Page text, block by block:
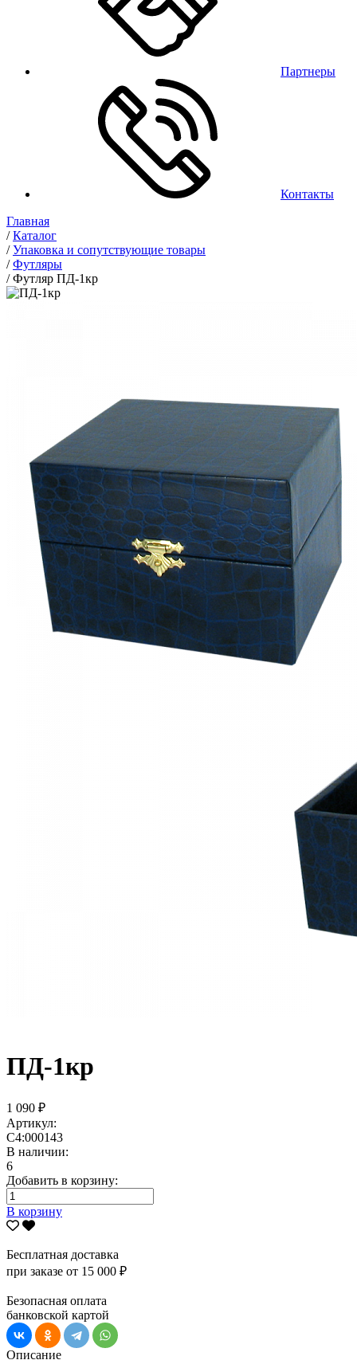
Партнеры
Контакты
Главная
/Каталог
/Упаковка и сопутствующие товары
/Футляры
/Футляр ПД-1кр
ПД-1кр
1 090 ₽
Артикул:
С4:000143
В наличии:
6
Добавить в корзину:
В корзину
Бесплатная доставка
при заказе от 15 000 ₽
Безопасная оплата
банковской картой
Описание